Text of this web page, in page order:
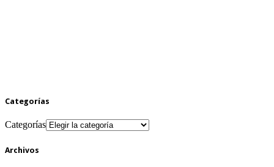
Categorías
Categorías
Archivos